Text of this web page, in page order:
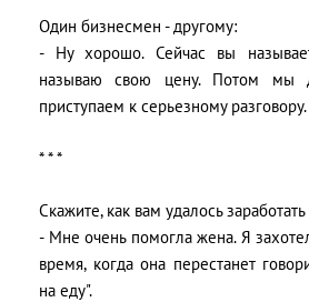
Один бизнесмен - другому:
- Ну хорошо. Сейчас вы
называю свою цену. Потом мы
приступаем к серьезному разговору.
* * *
Скажите, как вам удалось
- Мне очень помогла жена. Я
время, когда она перестанет
на еду".